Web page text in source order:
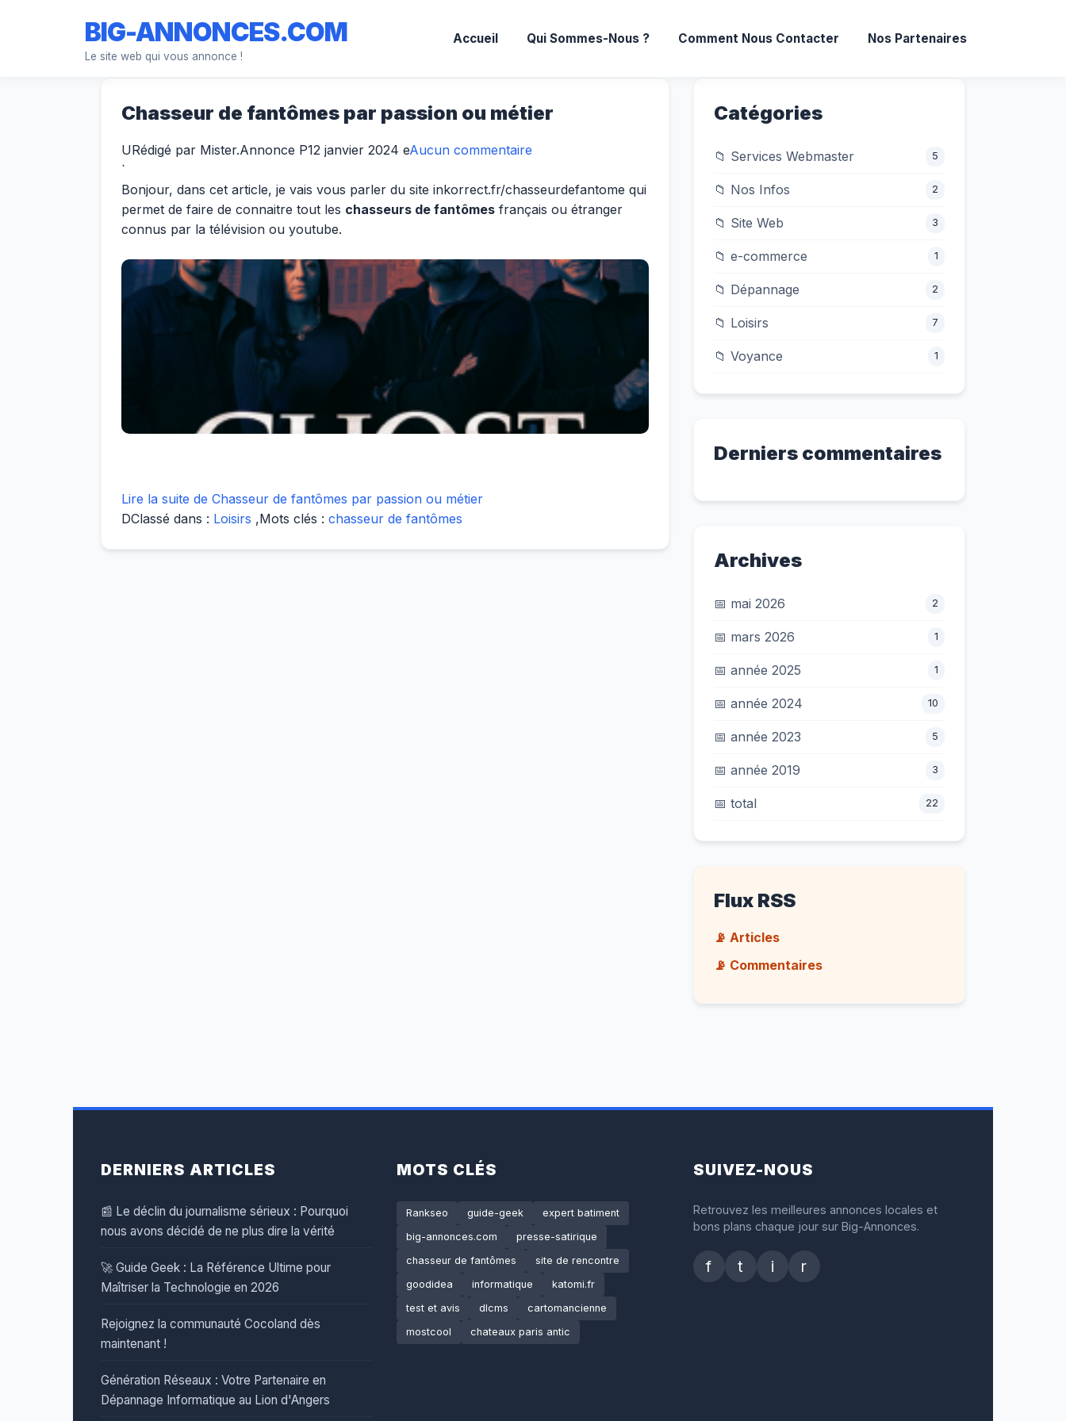
BIG-ANNONCES.COM
Le site web qui vous annonce !
Accueil Qui Sommes-Nous ? Comment Nous Contacter Nos Partenaires
Chasseur de fantômes par passion ou métier
URédigé par Mister.Annonce P12 janvier 2024 eAucun commentaire
`
Bonjour, dans cet article, je vais vous parler du site inkorrect.fr/chasseurdefantome qui
permet de faire de connaitre tout les chasseurs de fantômes français ou étranger
connus par la télévision ou youtube.
Lire la suite de Chasseur de fantômes par passion ou métier
DClassé dans : Loisirs ,Mots clés : chasseur de fantômes
Catégories
📁 Services Webmaster 5
📁 Nos Infos 2
📁 Site Web 3
📁 e-commerce 1
📁 Dépannage 2
📁 Loisirs 7
📁 Voyance 1
Derniers commentaires
Archives
📅 mai 2026 2
📅 mars 2026 1
📅 année 2025 1
📅 année 2024 10
📅 année 2023 5
📅 année 2019 3
📅 total 22
Flux RSS
📡 Articles
📡 Commentaires
DERNIERS ARTICLES
📰 Le déclin du journalisme sérieux : Pourquoi
nous avons décidé de ne plus dire la vérité
🚀 Guide Geek : La Référence Ultime pour
Maîtriser la Technologie en 2026
Rejoignez la communauté Cocoland dès
maintenant !
Génération Réseaux : Votre Partenaire en
Dépannage Informatique au Lion d'Angers
MOTS CLÉS
Rankseo guide-geek
expert batiment
big-annonces.com
presse-satirique
chasseur de fantômes
site de rencontre
goodidea
informatique
katomi.fr
test et avis
dlcms
cartomancienne
mostcool
chateaux paris antic
SUIVEZ-NOUS
Retrouvez les meilleures annonces locales et
bons plans chaque jour sur Big-Annonces.
f t i r